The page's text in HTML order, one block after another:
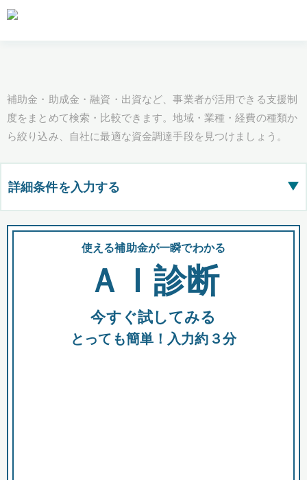
補助金・助成金・融資・出資など、事業者が活用できる支援制
度をまとめて検索・比較できます。地域・業種・経費の種類か
ら絞り込み、自社に最適な資金調達手段を見つけましょう。
詳細条件を入力する ▶
都道府県
全国の検索結果を含めて表示
助成金 融資 出資
使える補助金が一瞬でわかる
ＡＩ診断
今すぐ試してみる
とっても簡単！入力約３分